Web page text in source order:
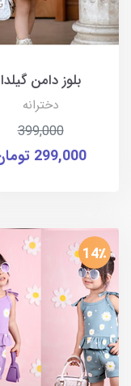
بلوز دامن گیلدا
دخترانه
399,000
299,000 تومان
14٪